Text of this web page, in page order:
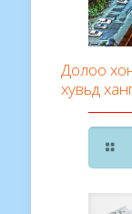
Долоо
хувьд